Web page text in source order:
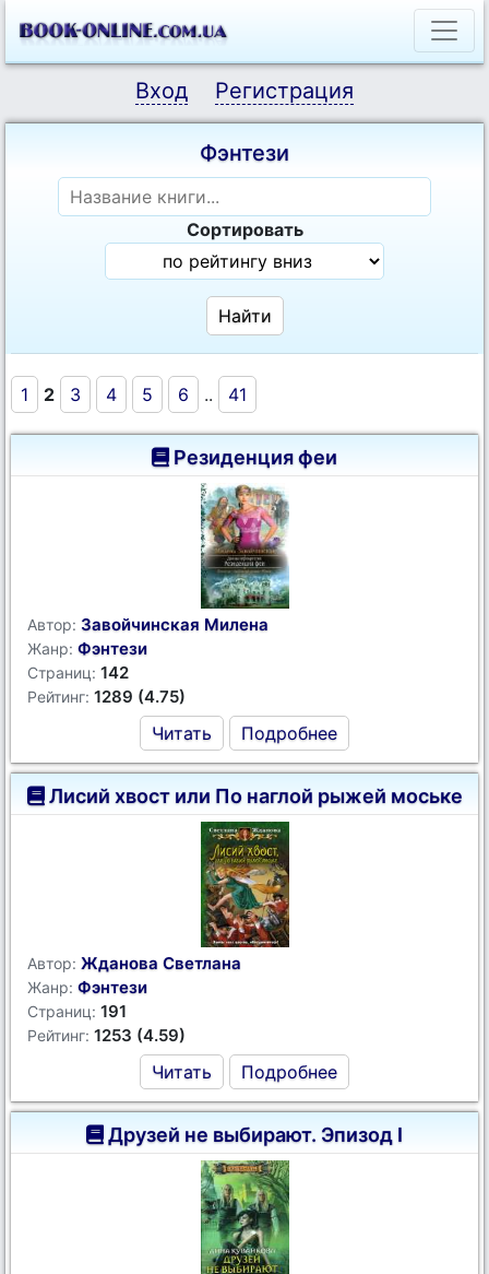
Вход Регистрация
Фэнтези
Сортировать
1 2 3 4 5 6 .. 41
Резиденция феи
Автор: Завойчинская Милена
Жанр: Фэнтези
Страниц: 142
Рейтинг: 1289 (4.75)
Читать Подробнее
Лисий хвост или По наглой рыжей моське
Автор: Жданова Светлана
Жанр: Фэнтези
Страниц: 191
Рейтинг: 1253 (4.59)
Читать Подробнее
Друзей не выбирают. Эпизод I